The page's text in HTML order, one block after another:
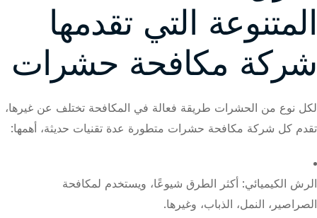
المتنوعة التي تقدمها
شركة مكافحة حشرات
لكل نوع من الحشرات طريقة فعالة في المكافحة تختلف عن غيرها،
تقدم كل شركة مكافحة حشرات متطورة عدة تقنيات حديثة، أهمها:
الرش الكيميائي: أكثر الطرق شيوعًا، ويستخدم لمكافحة
الصراصير، النمل، الذباب، وغيرها.